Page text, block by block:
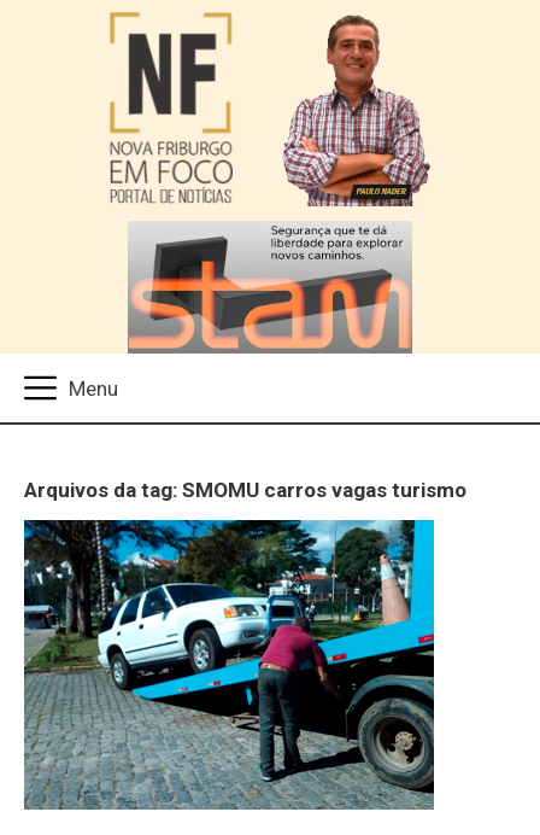
Arquivos da tag: SMOMU carros vagas turismo